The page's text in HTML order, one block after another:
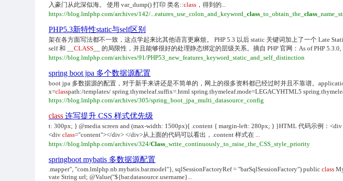
入豪门从此深似海。 使用 var_dump() 打印 类名::class ，得到的...
https://blog.lmlphp.com/archives/142/...eatures_use_colon_and_keyword_ class _to_obtain_the_ class
PHP5.3新特性static与self区别
架在各方面写法都不一致，这点学起来比其他语言更麻烦。 PHP 5.3 以后 static 关键词加上了一个 Late
self 和 __ CLASS __ 的局限性，并且能够很好的处理静态绑定的层级关系。摘自 PHP 官网：As of PHP 5.3.0,
https://blog.lmlphp.com/archives/91/PHP53_new_features_keyword_static_and_self_distinction
spring boot jpa 多个数据源配置
boot jpa 多数据源的配置，对于新手来讲还是不简单的，网上的很多资料都已经过时并且不靠谱。
x=classpath:/templates/ spring.thymeleaf.suffix=.html spring.thymeleaf.mode=LEGACYHTML5
https://blog.lmlphp.com/archives/305/spring_boot_jpa_multi_datasource_config
class 连写提升 CSS 样式优先级
t: 300px; } @media screen and (max-width: 1500px){ .content { margin-left: 280px; } }HTML 代码示例：<div
<div class="content"></div> </div>从上面的代码可以看出，.content 样式在 ...
https://blog.lmlphp.com/archives/324/Class _write_continuously_to_raise_the_CSS_style_priority
springboot mybatis 多数据源配置
.mapper", "com.lmlphp.nb.mybatis.bar.model"}, sqlSessionFactoryRef = "barSqlSessionFactory") public class
vate String url; @Value("${bar.datasource.username}...